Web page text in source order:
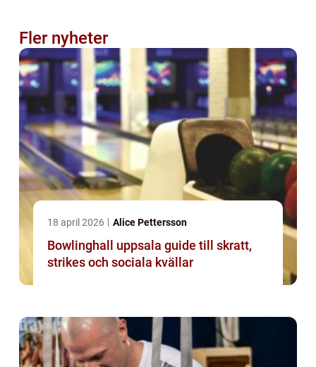
Fler nyheter
18 april 2026 Alice Pettersson
Bowlinghall uppsala guide till skratt,
strikes och sociala kvällar